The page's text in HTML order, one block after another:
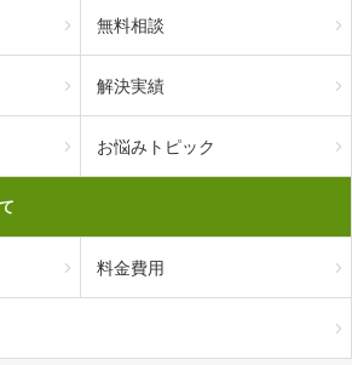
無料相談
解決実績
お悩みトピック
料金費用